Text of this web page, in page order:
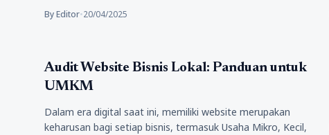
By Editor•20/04/2025
Tips
Audit Website Bisnis Lokal: Panduan untuk
UMKM
Dalam era digital saat ini, memiliki website merupakan
keharusan bagi setiap bisnis, termasuk Usaha Mikro, Kecil,